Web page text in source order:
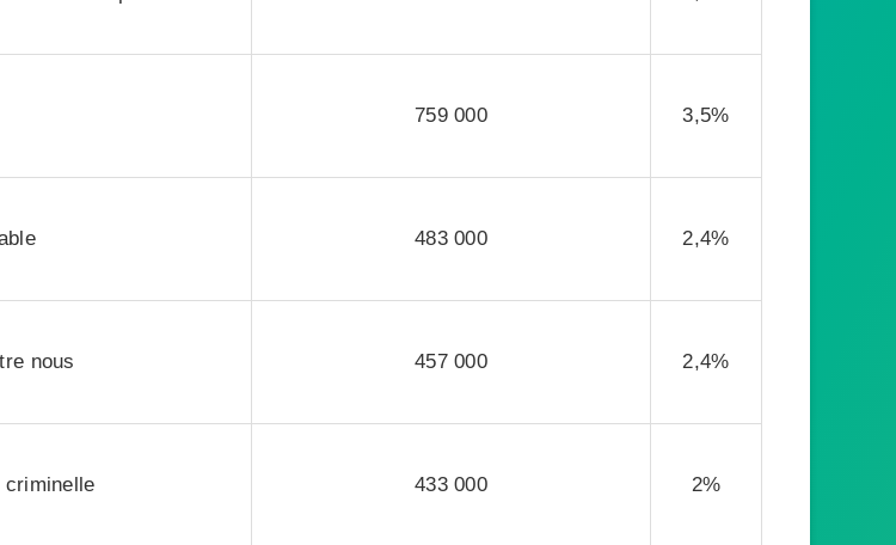
759 000 3,5%
483 000 2,4%
nous 457 000 2,4%
criminelle 433 000 2%